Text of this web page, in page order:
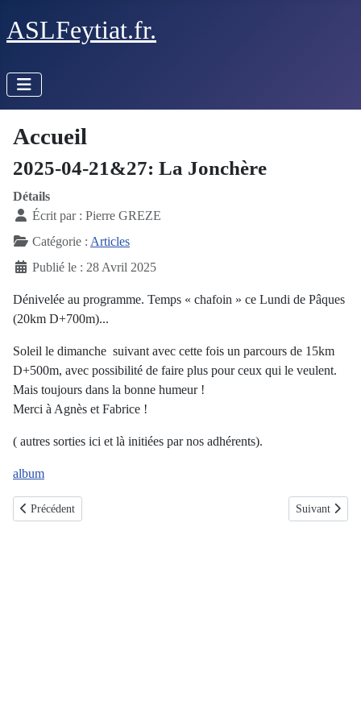
ASLFeytiat.fr.
Accueil
2025-04-21&27: La Jonchère
Détails
Écrit par : Pierre GREZE
Catégorie : Articles
Publié le : 28 Avril 2025
Dénivelée au programme. Temps « chafoin » ce Lundi de Pâques
(20km D+700m)...
Soleil le dimanche suivant avec cette fois un parcours de 15km
D+500m, avec possibilité de faire plus pour ceux qui le veulent.
Mais toujours dans la bonne humeur !
Merci à Agnès et Fabrice !
( autres sorties ici et là initiées par nos adhérents).
album
Article précédent : 2025-04-27: Marathon de Madrid
Précédent Article
Suivant